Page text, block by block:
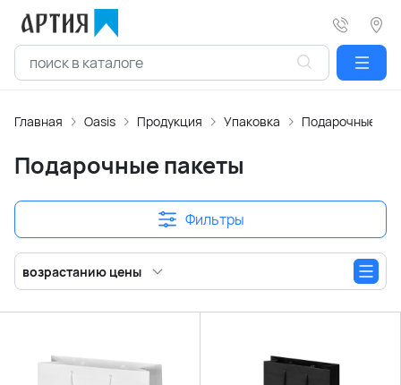
Главная Oasis Продукция Упаковка Подарочные
Подарочные пакеты
Фильтры
возрастанию цены